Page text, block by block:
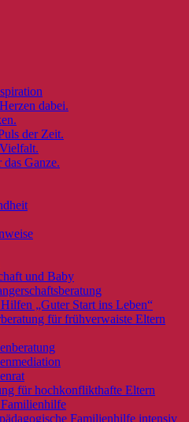
dabei.
der Zeit.
Ganze.
und Baby
„Guter Start ins Leben“
für frühverwaiste Eltern
für hochkonflikthafte Eltern
Familienhilfe intensiv